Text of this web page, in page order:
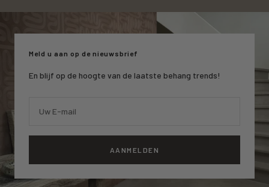
1
2
slide
3
Meld u aan op de nieuwsbrief
En blijf op de hoogte van de laatste behang trends!
Uw E-mail
AANMELDEN